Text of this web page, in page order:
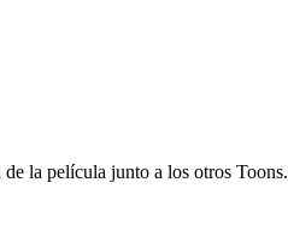
la película junto a los otros Toons.